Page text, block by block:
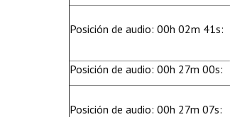
Posición de audio: 00h 02m 41s:
Posición de audio: 00h 27m 00s:
Posición de audio: 00h 27m 07s: